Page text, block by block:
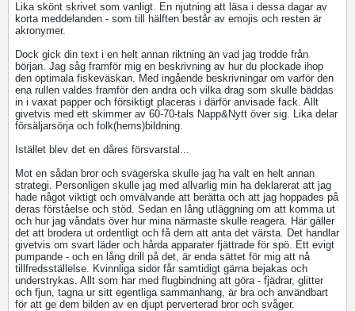
Lika skönt skrivet som vanligt. En njutning att läsa i dessa dagar av
korta meddelanden - som till hälften består av emojis och resten är
akronymer.
Dock gick din text i en helt annan riktning än vad jag trodde från
början. Jag såg framför mig en beskrivning av hur du plockade ihop
den optimala fiskeväskan. Med ingående beskrivningar om varför den
ena rullen valdes framför den andra och vilka drag som skulle bäddas
in i vaxat papper och försiktigt placeras i därför anvisade fack. Allt
givetvis med ett skimmer av 60-70-tals Napp&Nytt över sig. Lika delar
försäljarsörja och folk(hems)bildning.
Istället blev det en dåres försvarstal...
Mot en sådan bror och svägerska skulle jag ha valt en helt annan
strategi. Personligen skulle jag med allvarlig min ha deklarerat att jag
hade något viktigt och omvälvande att berätta och att jag hoppades på
deras förståelse och stöd. Sedan en lång utläggning om att komma ut
och hur jag våndats över hur mina närmaste skulle reagera. Här gäller
det att brodera ut ordentligt och få dem att anta det värsta. Det handlar
givetvis om svart läder och hårda apparater fjättrade för spö. Ett evigt
pumpande - och en lång drill på det, är enda sättet för mig att nå
tillfredsställelse. Kvinnliga sidor får samtidigt gärna bejakas och
understrykas. Allt som har med flugbindning att göra - fjädrar, glitter
och fjun, tagna ur sitt egentliga sammanhang, är bra och användbart
för att ge dem bilden av en djupt perverterad bror och svåger.